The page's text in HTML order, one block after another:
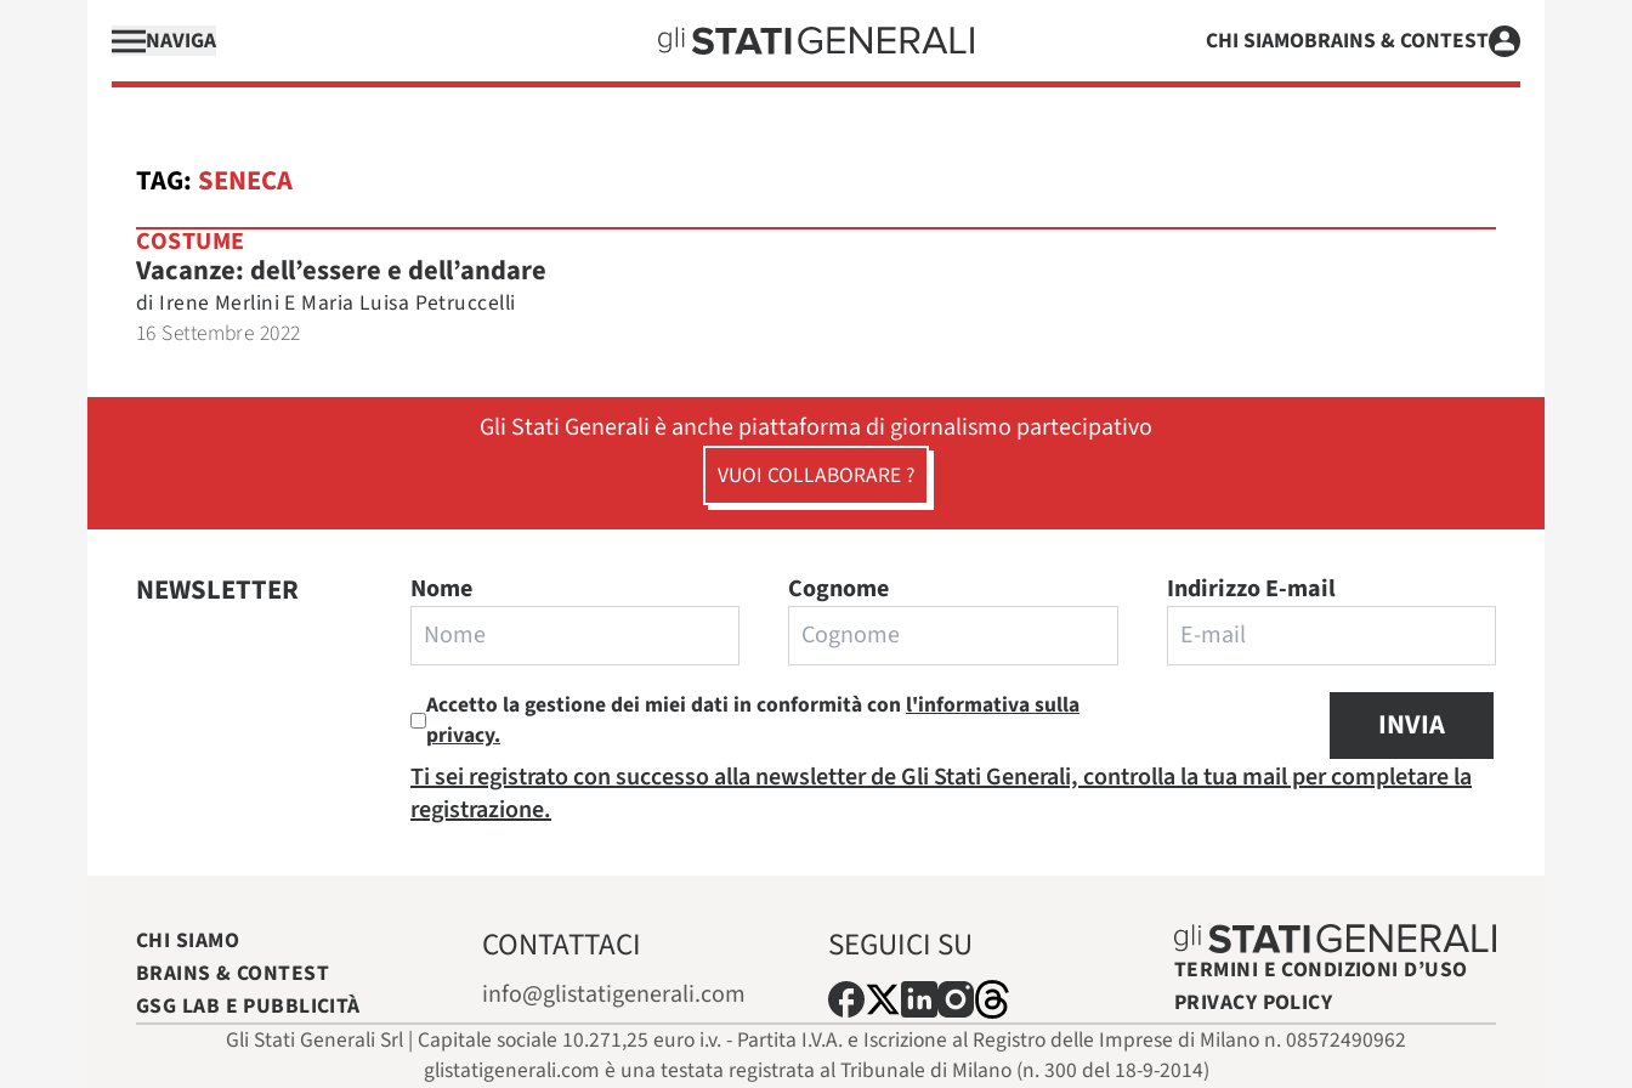
NAVIGA CHI SIAMOBRAINS & CONTEST
TAG: SENECA
COSTUME
Vacanze: dell’essere e dell’andare
di Irene Merlini E Maria Luisa Petruccelli
16 Settembre 2022
Gli Stati Generali è anche piattaforma di giornalismo partecipativo
VUOI COLLABORARE ?
NEWSLETTER Nome Cognome Indirizzo E-mail
Accetto la gestione dei miei dati in conformità con l'informativa sulla
privacy.
INVIA
Ti sei registrato con successo alla newsletter de Gli Stati Generali, controlla la tua mail per completare la
registrazione.
CHI SIAMO
BRAINS & CONTEST
GSG LAB E PUBBLICITÀ
CONTATTACI
info@glistatigenerali.com
SEGUICI SU
TERMINI E CONDIZIONI D’USO
PRIVACY POLICY
Gli Stati Generali Srl | Capitale sociale 10.271,25 euro i.v. - Partita I.V.A. e Iscrizione al Registro delle Imprese di Milano n. 08572490962
glistatigenerali.com è una testata registrata al Tribunale di Milano (n. 300 del 18-9-2014)